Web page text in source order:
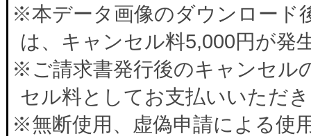
※本データ画像のダウンロード
は、キャンセル料5,000円が発
※ご請求書発行後のキャンセル
セル料としてお支払いいただ
※無断使用、虚偽申請による使